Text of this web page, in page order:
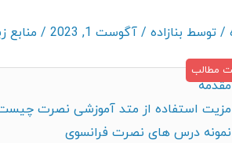
/ توسط بنازاده /آگوست 1, 2023 / منابع
مقدمه
مزیت استفاده از متد آموزشی نصرت
نمونه درس های نصرت فرانسوی